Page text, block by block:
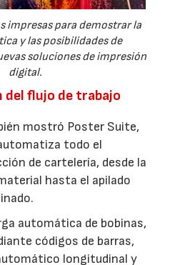
impresas para demostrar la
y las posibilidades de
soluciones de impresión
digital.
flujo de trabajo
mostró Poster Suite,
todo el
de cartelería, desde la
hasta el apilado
automática de bobinas,
códigos de barras,
longitudinal y